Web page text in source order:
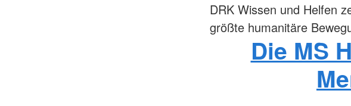
DRK Wissen und Helfen
größte humanitäre
Die MS